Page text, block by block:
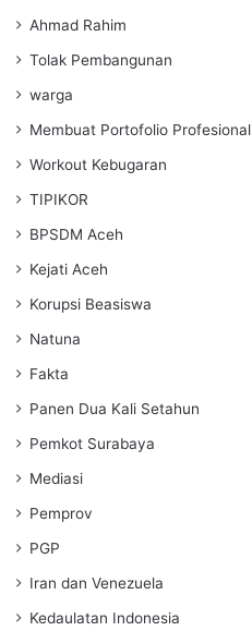
Ahmad Rahim
Tolak Pembangunan
warga
Membuat Portofolio Profesional
Workout Kebugaran
TIPIKOR
BPSDM Aceh
Kejati Aceh
Korupsi Beasiswa
Natuna
Fakta
Panen Dua Kali Setahun
Pemkot Surabaya
Mediasi
Pemprov
PGP
Iran dan Venezuela
Kedaulatan Indonesia